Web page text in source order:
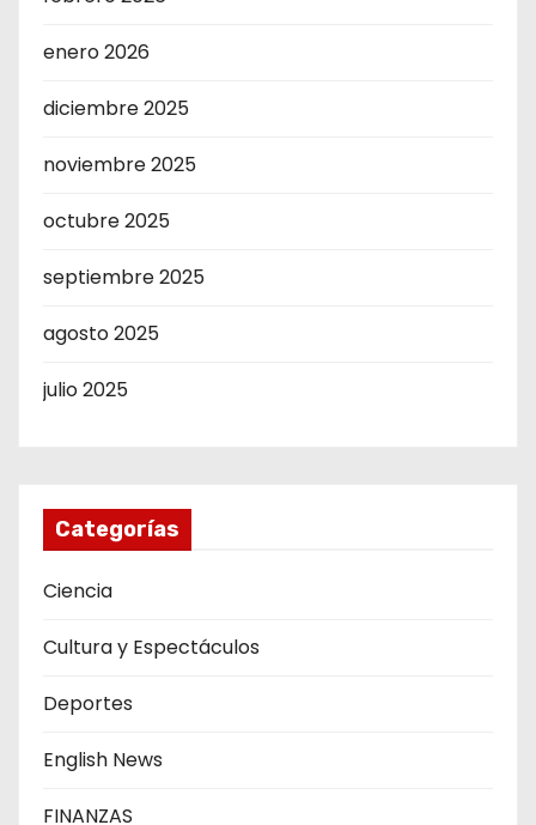
enero 2026
diciembre 2025
noviembre 2025
octubre 2025
septiembre 2025
agosto 2025
julio 2025
Categorías
Ciencia
Cultura y Espectáculos
Deportes
English News
FINANZAS